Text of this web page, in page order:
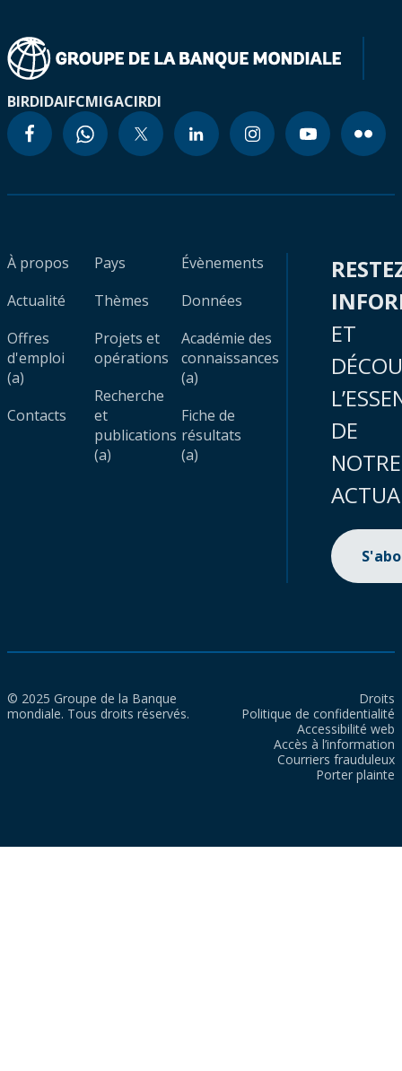
BIRDIDAIFCMIGACIRDI
À propos
Actualité
Offres
d'emploi
(a)
Contacts
Pays
Thèmes
Projets et
opérations
Recherche
et
publications
(a)
Évènements
Données
Académie des
connaissances
(a)
Fiche de
résultats
(a)
ET
DE
NOTRE
© 2025 Groupe de la Banque
mondiale. Tous droits réservés.
Droits
Politique de confidentialité
Accessibilité web
Accès à l’information
Courriers frauduleux
Porter plainte